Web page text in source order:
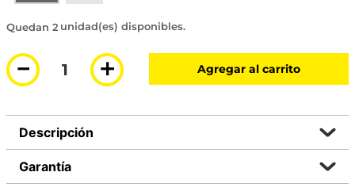
2 disponibles
＋
－ Agregar al carrito
Descripción
Garantía